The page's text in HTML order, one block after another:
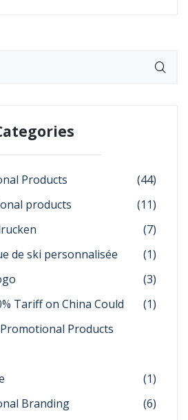
Products
(44)
products
(11)
(7)
de ski personnalisée
(1)
(3)
Tariff on China Could
Products
(1)
(1)
Branding
(6)